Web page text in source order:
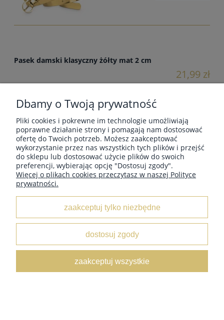
Pasek damski klasyczny żółty mat 2 cm
21,99 zł
Pasek damski klasyczny łososiowy mat 2 cm
21,99 zł
Pasek damski klasyczny mozaika 2 cm
21,99 zł
Dbamy o Twoją prywatność
Pliki cookies i pokrewne im technologie umożliwiają
poprawne działanie strony i pomagają nam dostosować
ofertę do Twoich potrzeb. Możesz zaakceptować
wykorzystanie przez nas wszystkich tych plików i przejść
do sklepu lub dostosować użycie plików do swoich
preferencji, wybierając opcję "Dostosuj zgody".
Więcej o plikach cookies przeczytasz w naszej Polityce
prywatności.
zaakceptuj tylko niezbędne
dostosuj zgody
zaakceptuj wszystkie